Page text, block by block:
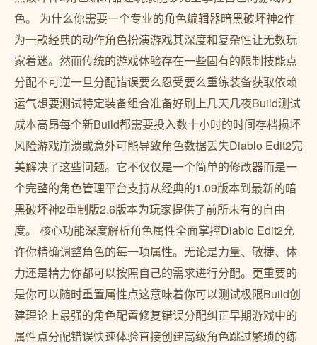
色。 为什么你需要一个专业的角色编辑器暗黑破坏神2作
为一款经典的动作角色扮演游戏其深度和复杂性让无数玩
家着迷。然而传统的游戏体验存在一些固有的限制技能点
分配不可逆一旦分配错误要么忍受要么重练装备获取依赖
运气想要测试特定装备组合准备好刷上几天几夜Build测试
成本高昂每个新Build都需要投入数十小时的时间存档损坏
风险游戏崩溃或意外可能导致角色数据丢失Diablo Edit2完
美解决了这些问题。它不仅仅是一个简单的修改器而是一
个完整的角色管理平台支持从经典的1.09版本到最新的暗
黑破坏神2重制版2.6版本为玩家提供了前所未有的自由
度。 核心功能深度解析角色属性全面掌控Diablo Edit2允
许你精确调整角色的每一项属性。无论是力量、敏捷、体
力还是精力你都可以按照自己的需求进行分配。更重要的
是你可以随时重置属性点这意味着你可以测试极限Build创
建理论上最强的角色配置修复错误分配纠正早期游戏中的
属性点分配错误快速体验直接创建高级角色跳过繁琐的练